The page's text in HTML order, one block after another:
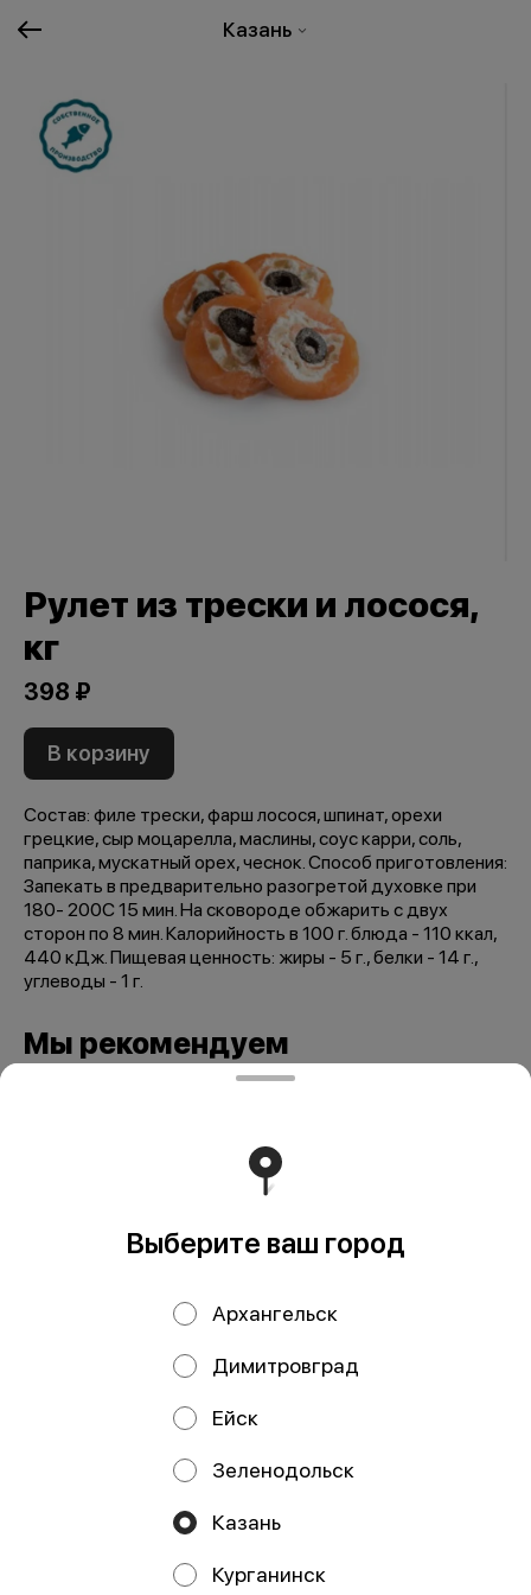
Казань
Рулет из трески и лосося,
кг
398 ₽
В корзину
Состав: филе трески, фарш лосося, шпинат, орехи
грецкие, сыр моцарелла, маслины, соус карри, соль,
паприка, мускатный орех, чеснок. Способ приготовления:
Запекать в предварительно разогретой духовке при
180- 200C 15 мин. На сковороде обжарить с двух
сторон по 8 мин. Калорийность в 100 г. блюда - 110 ккал,
440 кДж. Пищевая ценность: жиры - 5 г., белки - 14 г.,
углеводы - 1 г.
Мы рекомендуем
Рулет из кижуча и
трески с вялеными
Рулет из трески с
творожным сыром,
ИП Давлетшина Гульназ Рашитовна
ОГРНИП: 322169000110719 Расчетный счет:
40802810000004917040 Банк: АО «ТБанк» БИК:
Выберите ваш город
Архангельск
Димитровград
Ейск
Зеленодольск
Казань
Курганинск